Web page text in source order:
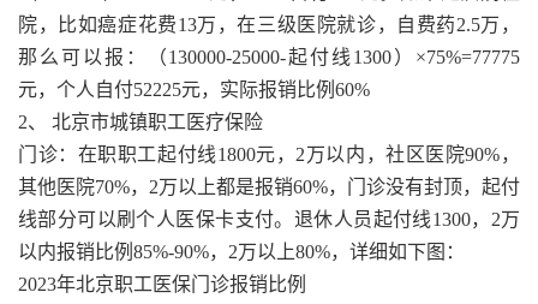
院，比如癌症花费13万，在三级医院就诊，自费药2.5万，
那么可以报：（130000-25000-起付线1300）×75%=77775
元，个人自付52225元，实际报销比例60%
2、 北京市城镇职工医疗保险
门诊：在职职工起付线1800元，2万以内，社区医院90%，
其他医院70%，2万以上都是报销60%，门诊没有封顶，起付
线部分可以刷个人医保卡支付。退休人员起付线1300，2万
以内报销比例85%-90%，2万以上80%，详细如下图：
2023年北京职工医保门诊报销比例